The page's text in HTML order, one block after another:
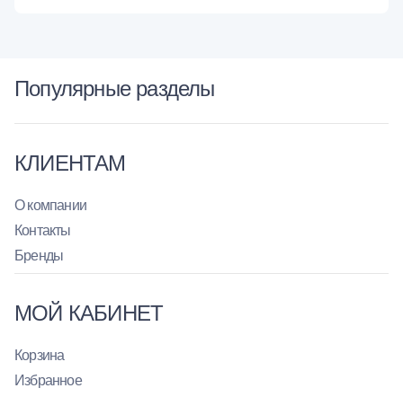
Популярные разделы
КЛИЕНТАМ
О компании
Контакты
Бренды
МОЙ КАБИНЕТ
Корзина
Избранное